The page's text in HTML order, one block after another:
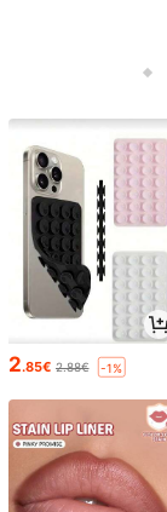
2.85€ 2.88€ -1%